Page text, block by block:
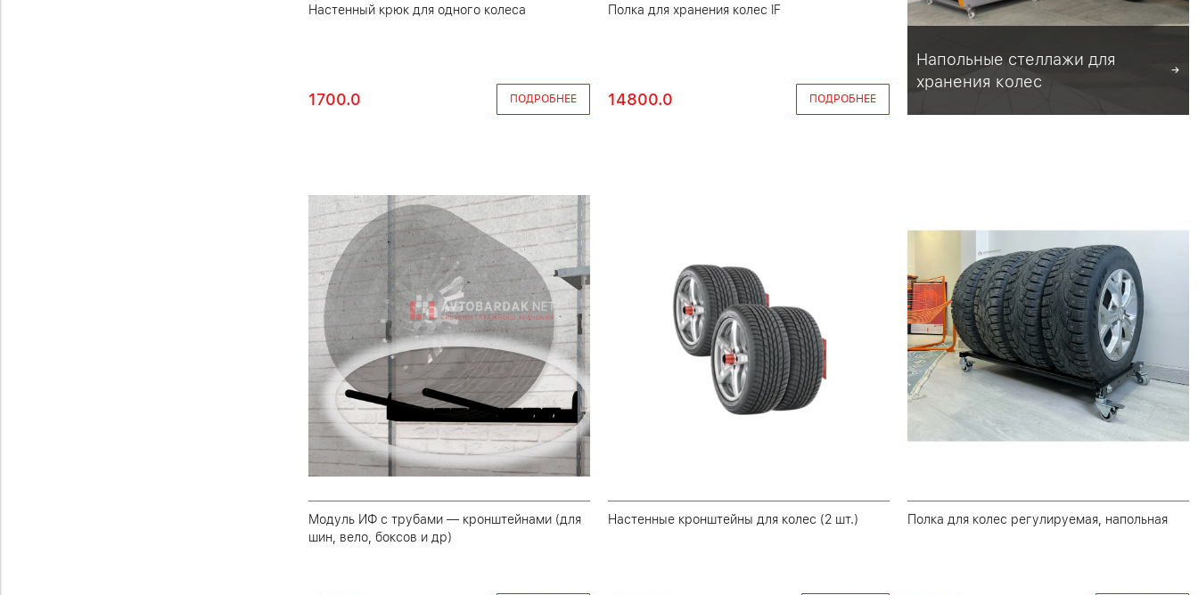
Настенный крюк для одного колеса
1700.0 ПОДРОБНЕЕ
Полка для хранения колес IF
14800.0 ПОДРОБНЕЕ
Напольные стеллажи для
хранения колес
Модуль ИФ с трубами — кронштейнами (для
шин, вело, боксов и др)
Настенные кронштейны для колес (2 шт.) Полка для колес регулируемая, напольная